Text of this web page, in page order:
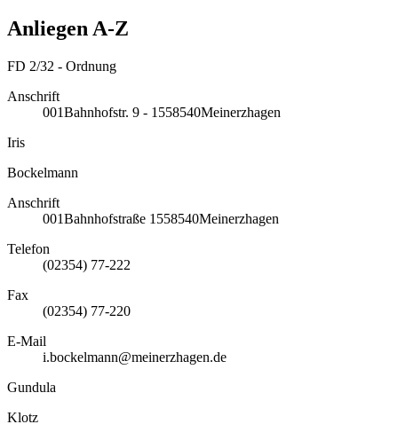
Anliegen A-Z
FD 2/32 - Ordnung
Anschrift
001Bahnhofstr. 9 - 1558540Meinerzhagen
Iris
Bockelmann
Anschrift
001Bahnhofstraße 1558540Meinerzhagen
Telefon
(02354) 77-222
Fax
(02354) 77-220
E-Mail
i.bockelmann@meinerzhagen.de
Gundula
Klotz